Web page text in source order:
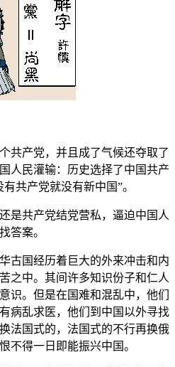
共产党，并且成了气候还夺取了
人民灌输：历史选择了中国共产
共产党就没有新中国”。
是共产党结党营私，逼迫中国人
答案。
古国经历着巨大的外来冲击和内
之中。其间许多知识份子和仁人
识。但是在国难和混乱中，他们
病乱求医，他们到中国以外寻找
法国式的，法国式的不行再换俄
不得一日即能振兴中国。